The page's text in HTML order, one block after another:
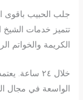
جلب الحبيب باقوى
تتميز خدمات الشيخ
الكريمة والخواتم
خلال ٢٤
الواسعة في مجال